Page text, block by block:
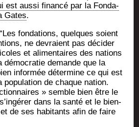
est aus­si finan­cé par la Fon­da­
Gates.
fon­da­tions, quelques soient
ne devraient pas déci­der
et ali­men­taires des nations
démo­cra­tie demande que la
infor­mée déter­mine ce qui est
popu­la­tion de chaque nation.
» semble bien être le
dans la san­té et le bien-
de ses habi­tants afin de faire